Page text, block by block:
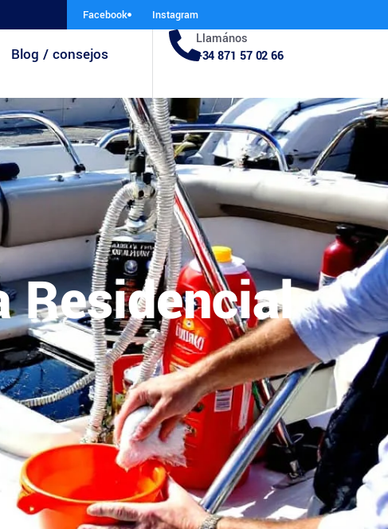
Facebook Instagram
Blog / consejos
Llamános
+34 871 57 02 66
Residencial